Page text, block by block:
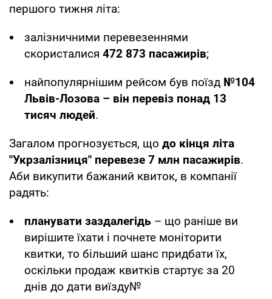
першого тижня літа:
залізничними перевезеннями
скористалися 472 873 пасажирів;
найпопулярнішим рейсом був поїзд №104
Львів-Лозова – він перевіз понад 13
тисяч людей.
Загалом прогнозується, що до кінця літа
"Укрзалізниця" перевезе 7 млн пасажирів.
Аби викупити бажаний квиток, в компанії
радять:
планувати заздалегідь – що раніше ви
вирішите їхати і почнете моніторити
квитки, то більший шанс придбати їх,
оскільки продаж квитків стартує за 20
днів до дати виїзду№